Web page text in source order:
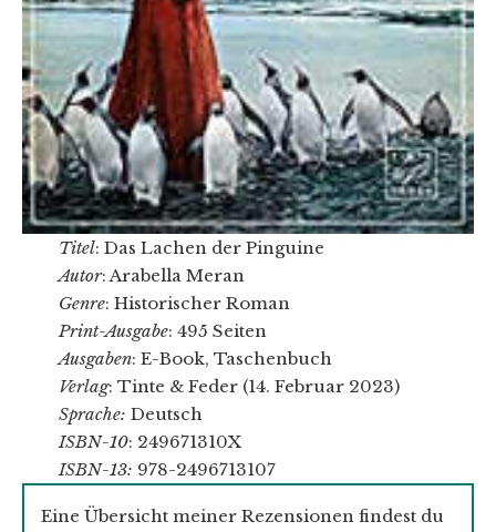
Titel: Das Lachen der Pinguine
Autor: Arabella Meran
Genre: Historischer Roman
Print-Ausgabe: 495 Seiten
Ausgaben: E-Book, Taschenbuch
Verlag: Tinte & Feder (14. Februar 2023)
Sprache: Deutsch
ISBN-10: 249671310X
ISBN-13: 978-2496713107
Eine Übersicht meiner Rezensionen findest du